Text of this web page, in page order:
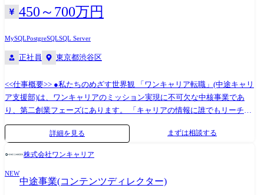
わせた最適なメッセージングとクリエイティブのクオリティ管理。 ●事
業成長・越境領域 └非連続な成長(スパイク)の創出: 外部提携や大規模な
KPI(検索数、CV数等)に与えるインパクトの可視化と次の一手の策定。
ための、検索流入対策やプロダクトチームとの連携。 ※ ご経験・ポテン
シャルに応じて幅広くお任せしたいと考えております。 ※ 業務内容 変
更の範囲:全ての業務への配置転換の可能性あり <<具体的な業務>> ●統合
マーケティング戦略の立案・実行 └OOH(駅・街頭ビジョン・pDOOH)、
SNS、YouTubeを連動させた、マルチチャネルでの認知拡大シナリオの設
計。 ┗各施策のKGI/KPI設定、および予算配分の最適化。 ●クリエイティ
聴体験等)を最適化したクリエイティブの要件定義。 └社内デザイナーや
外部クリエイターと連携した、ブランドイメージを毀損しない高品質な
450～700万円
MySQLPostgreSQLSQL Server
正社員 東京都渋谷区
<<仕事概要>> ●私たちのめざす世界観 「ワンキャリア転職」(中途キャリ
ア支援部)は、ワンキャリアのミッション実現に不可欠な中核事業であ
り、第二創業フェーズにあります。 「キャリアの情報に誰でもリーチで
きるようにする」「新卒採用と中途採用の分断をなくす」など、キャリ
アにおける様々なテーマに対して解決策を提示していきたいと考えてい
供できること 私たちが提供できることは、以下のとおりです。 ・ワンキ
ャリアのアセットを活用した、転職マーケットの変革をうながす挑戦 ・
詳細を見る まずは相談する
株式会社ワンキャリア
NEW
中途事業(コンテンツディレクター)